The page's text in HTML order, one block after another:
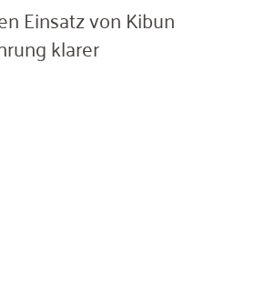
Einsatz von Kibun
klarer